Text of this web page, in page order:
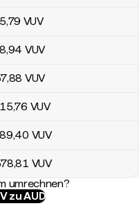
,79 VUV
,94 VUV
,88 VUV
,76 VUV
,40 VUV
,81 VUV
umrechnen?
zu AUD